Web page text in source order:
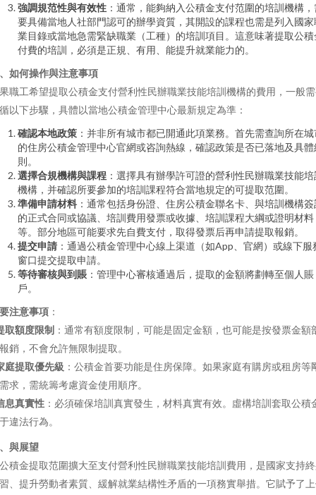
強調規范性與有效性 ：通常，能夠納入公積金支付范圍的培訓機構
要具備當地人社部門認可的辦學資質，其開設的課程也需是列入國家
業目錄或當地急需緊缺職業（工種）的培訓項目。這意味著提取公積
付費的培訓，必須是正規、有用、能提升就業能力的。
如何操作與注意事項
職工希望提取公積金支付營利性民辦職業技能培訓機構的費用，一般
以下步驟，具體以當地公積金管理中心最新規定為準：
確認本地政策 ：并非所有城市都已開通此項業務。首先需查詢所在城
的住房公積金管理中心官網或咨詢熱線，確認政策是否已落地及具體
則。
選擇合規機構與課程 ：選擇具有辦學許可證的營利性民辦職業技能
機構，并確認所要參加的培訓課程符合當地規定的可提取范圍。
準備申請材料 ：通常包括身份證、住房公積金聯名卡、與培訓機構簽
的正式合同或協議、培訓費用發票或收據、培訓課程大綱或證明材料
等。部分地區可能要求先自費支付，取得發票后再申請提取報銷。
提交申請 ：通過公積金管理中心線上渠道（如App、官網）或線下服
窗口提交提取申請。
等待審核與到賬 ：管理中心審核通過后，提取的金額將劃轉至個人賬
戶。
注意事項 ：
取額度限制 ：通常有額度限制，可能是固定金額，也可能是按發票金額
銷，不會允許無限制提取。
庭提取優先級 ：公積金首要功能是住房保障。如果家庭有購房或租房等
求，需統籌考慮資金使用順序。
息真實性 ：必須確保培訓真實發生，材料真實有效。虛構培訓套取公積
違法行為。
與展望
積金提取范圍擴大至支付營利性民辦職業技能培訓費用，是國家支持
、提升勞動者素質、緩解就業結構性矛盾的一項務實舉措。它賦予了